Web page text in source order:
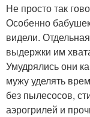
Не просто так
Особенно
видели.
выдержки им
Умудрялись они
мужу уделять
без пылесосов,
аэрогрилей и